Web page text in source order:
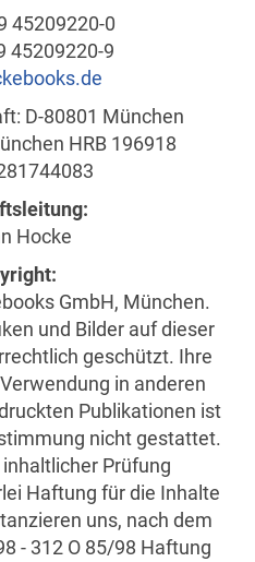
45209220-0
45209220-9
D-80801 München
HRB 196918
Hocke
GmbH, München.
und Bilder auf dieser
geschützt. Ihre
in anderen
Publikationen ist
nicht gestattet.
Prüfung
Haftung für die Inhalte
uns, nach dem
- 312 O 85/98 Haftung